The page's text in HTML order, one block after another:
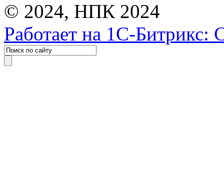
© 2024, НПК 2024
Работает на 1С-Битрикс: